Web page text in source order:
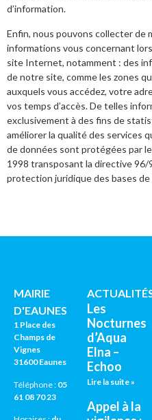
d’information.
Enfin, nous pouvons collecter de
informations vous concernant
site Internet, notamment : des
de notre site, comme les zones
auxquels vous accédez, votre
vos temps d’accès. De telles
exclusivement à des fins de
améliorer la qualité des services
de données sont protégées par
1998 transposant la directive 96/
protection juridique des bases de
MAIRIE
D'EAUNES
1 Place des
Champs de
Vignes
31600 Eaunes
Téléphone : 05
61 08 70 23
Les
Nocturnes
d’Aqua
Elna –
Echoo
Lire la suite »
Appel à la